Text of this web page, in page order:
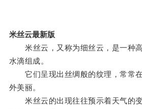
米丝云最新版
米丝云，又称为细丝云，是一种
水滴组成。
它们呈现出丝绸般的纹理，常常在
外美丽。
米丝云的出现往往预示着天气的